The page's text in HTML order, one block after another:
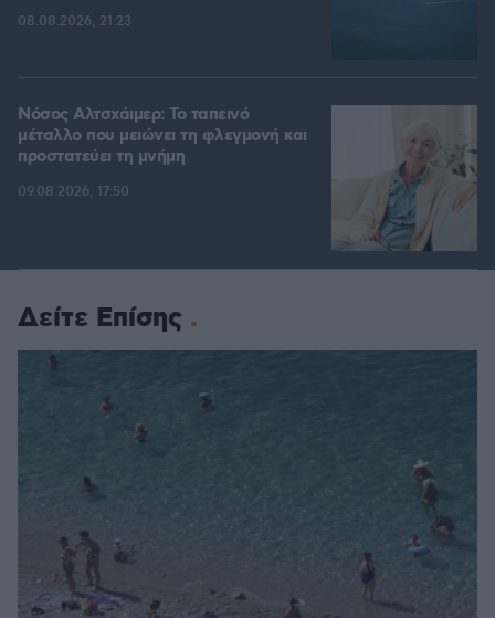
08.08.2026, 21:23
Νόσος Αλτσχάιμερ: Το ταπεινό
μέταλλο που μειώνει τη φλεγμονή και
προστατεύει τη μνήμη
09.08.2026, 17:50
Δείτε Επίσης